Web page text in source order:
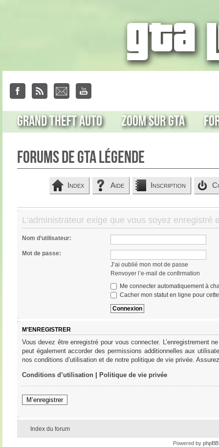
Grand Theft Auto Zoom sur GTA
Forums de GTA Légende
Index Aide Inscription
L’administrateur exige que vous soyez enregistré
Nom d’utilisateur:
Mot de passe:
J’ai oublié mon mot de passe
Renvoyer l’e-mail de confirmation
Me connecter automatiquement à
Cacher mon statut en ligne pour
M’ENREGISTRER
Vous devez être enregistré pour vous connecter. L’enregistrement
peut également accorder des permissions additionnelles aux
nos conditions d’utilisation et de notre politique de vie privée.
Conditions d’utilisation| Politique de vie privée
M’enregistrer
Index du forum
Powered by phpBB